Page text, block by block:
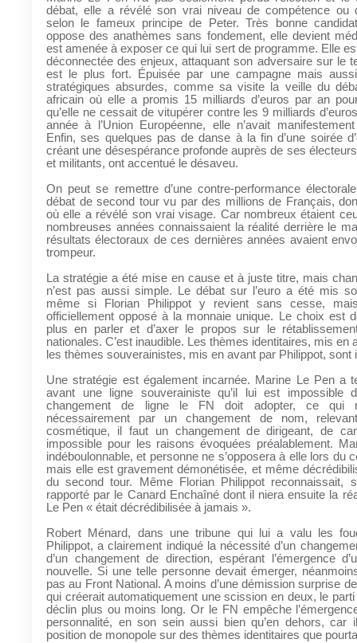
débat, elle a révélé son vrai niveau de compétence ou
selon le fameux principe de Peter. Très bonne
oppose des anathèmes sans fondement, elle devient
est amenée à exposer ce qui lui sert de programme. Elle
déconnectée des enjeux, attaquant son adversaire sur le
est le plus fort. Épuisée par une campagne mais
stratégiques absurdes, comme sa visite la veille du
africain où elle a promis 15 milliards d’euros par an
qu’elle ne cessait de vitupérer contre les 9 milliards
année à l’Union Européenne, elle n’avait
Enfin, ses quelques pas de danse à la fin d’une soirée
créant une désespérance profonde auprès de ses
et militants, ont accentué le désaveu.
On peut se remettre d’une contre-performance
débat de second tour vu par des millions de Français,
où elle a révélé son vrai visage. Car nombreux étaient
nombreuses années connaissaient la réalité derrière le
résultats électoraux de ces dernières années avaient
trompeur.
La stratégie a été mise en cause et à juste titre, mais
n’est pas aussi simple. Le débat sur l’euro a été mis
même si Florian Philippot y revient sans cesse,
officiellement opposé à la monnaie unique. Le choix est
plus en parler et d’axer le propos sur le
nationales. C’est inaudible. Les thèmes identitaires, mis en
les thèmes souverainistes, mis en avant par Philippot, sont
Une stratégie est également incarnée. Marine Le Pen a
avant une ligne souverainiste qu’il lui est impossible
changement de ligne le FN doit adopter, ce qui
nécessairement par un changement de nom,
cosmétique, il faut un changement de dirigeant, de
impossible pour les raisons évoquées préalablement.
indéboulonnable, et personne ne s’opposera à elle lors du
mais elle est gravement démonétisée, et même
du second tour. Même Florian Philippot reconnaissait,
rapporté par le Canard Enchaîné dont il niera ensuite la
Le Pen « était décrédibilisée à jamais ».
Robert Ménard, dans une tribune qui lui a valu les
Philippot, a clairement indiqué la nécessité d’un
d’un changement de direction, espérant l’émergence
nouvelle. Si une telle personne devait émerger,
pas au Front National. A moins d’une démission surprise
qui créerait automatiquement une scission en deux, le
déclin plus ou moins long. Or le FN empêche
personnalité, en son sein aussi bien qu’en dehors, car
position de monopole sur des thèmes identitaires que